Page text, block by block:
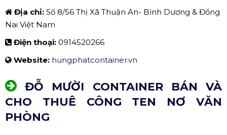
Địa chỉ: Số 8/56 Thị Xã Thuận An- Bình Dương & Đồng
Nai Việt Nam
Điện thoại: 0914520266
Website: hungphatcontainer.vn
ĐỖ MƯỜI CONTAINER BÁN VÀ
CHO THUÊ CÔNG TEN NƠ VĂN
PHÒNG